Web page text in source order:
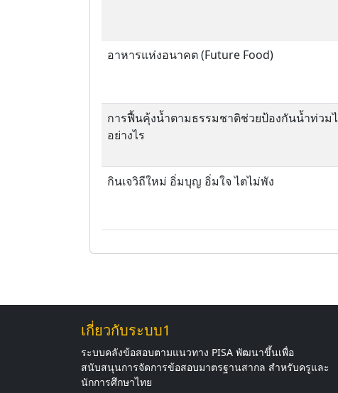
อาหารแห่งอนาคต (Future Food)
การฟื้นคุ้งน้ำตามธรรมชาติช่วยป้องกันน้ำท่วม
อย่างไร
กินเจวิถีใหม่ อิ่มบุญ อิ่มใจ ไตไม่พัง
เกี่ยวกับระบบ1
ระบบคลังข้อสอบตามแนวทาง PISA พัฒนาขึ้นเพื่อ
สนับสนุนการจัดการข้อสอบมาตรฐานสากล สำหรับครูและ
นักการศึกษาไทย